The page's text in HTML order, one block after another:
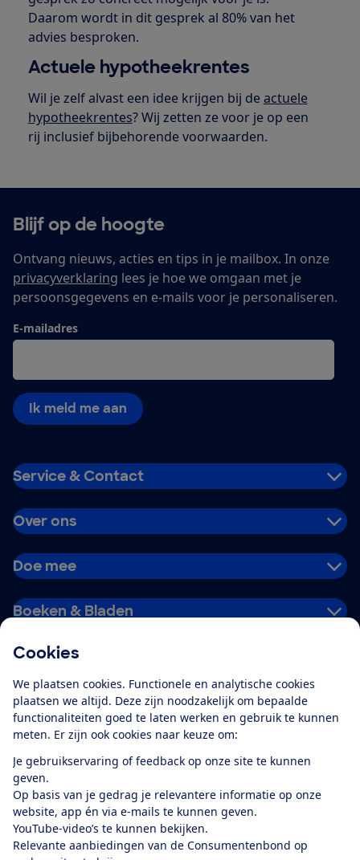
Cookies
We plaatsen cookies. Functionele en analytische cookies
plaatsen we altijd. Deze zijn noodzakelijk om bepaalde
functionaliteiten goed te laten werken en gebruik te kunnen
meten. Er zijn ook cookies naar keuze om:
Je gebruikservaring of feedback op onze site te kunnen
geven.
Op basis van je gedrag je relevantere informatie op onze
website, app én via e-mails te kunnen geven.
YouTube-video’s te kunnen bekijken.
Relevante aanbiedingen van de Consumentenbond op
Daarom wordt in dit gesprek al 80% van het
advies besproken.
Actuele hypotheekrentes
Wil je zelf alvast een idee krijgen bij deactuele
hypotheekrentes? Wij zetten ze voor je op een
rij inclusief bijbehorende voorwaarden.
Blijf op de hoogte
Ontvang nieuws, acties en tips in je mailbox. In onze
privacyverklaring lees je hoe we omgaan met je
persoonsgegevens en e-mails voor je personaliseren.
E-mailadres
Ik meld me aan
Service & Contact
Over ons
Doe mee
Boeken & Bladen
Alles over de
app
Algemene Voorwaarden
Privacyverklaring
Cookiebeleid
Privacyvoorkeuren
Toegankelijkheid